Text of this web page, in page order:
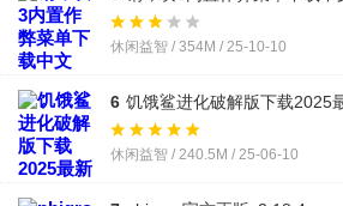
3)v12.102.008
休闲益智 / 354M / 25-10-10
6 饥饿鲨进化破解版下载2025
休闲益智 / 240.5M / 25-06-10